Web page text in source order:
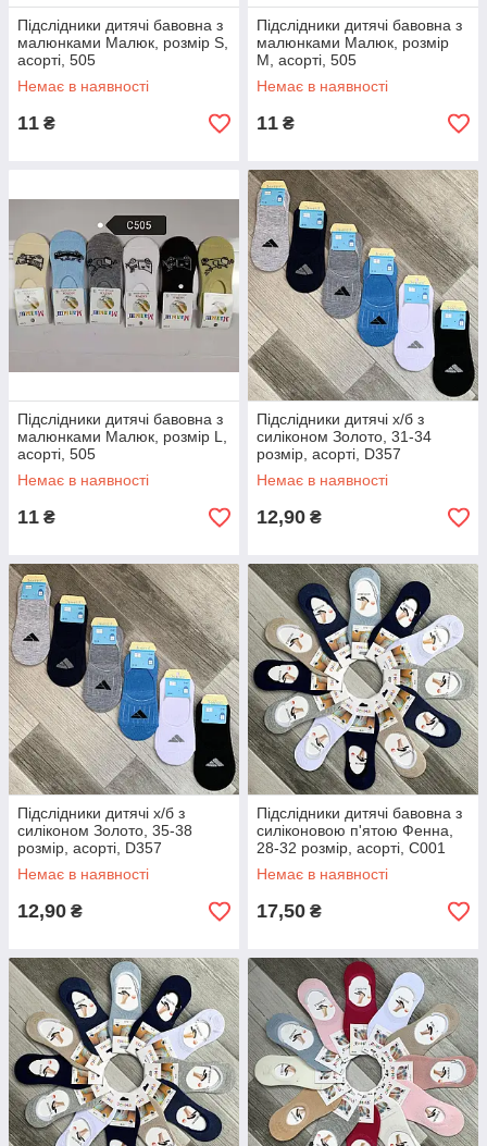
Підслідники дитячі бавовна з
малюнками Малюк, розмір S,
асорті, 505
Немає в наявності
11 ₴
Підслідники дитячі бавовна з
малюнками Малюк, розмір
M, асорті, 505
Немає в наявності
11 ₴
Підслідники дитячі бавовна з
малюнками Малюк, розмір L,
асорті, 505
Немає в наявності
11 ₴
Підслідники дитячі х/б з
силіконом Золото, 31-34
розмір, асорті, D357
Немає в наявності
12,90 ₴
Підслідники дитячі х/б з
силіконом Золото, 35-38
розмір, асорті, D357
Немає в наявності
12,90 ₴
Підслідники дитячі бавовна з
силіконовою п'ятою Фенна,
28-32 розмір, асорті, C001
Немає в наявності
17,50 ₴